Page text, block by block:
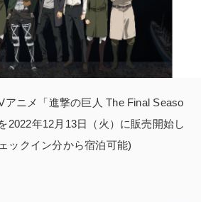
アニメ「進撃の巨人 The Final Seaso
2022年12月13日（火）に販売開始し
ックイン分から宿泊可能)